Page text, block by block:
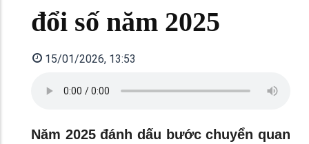
đổi số năm 2025
15/01/2026, 13:53
Năm 2025 đánh dấu bước chuyển quan